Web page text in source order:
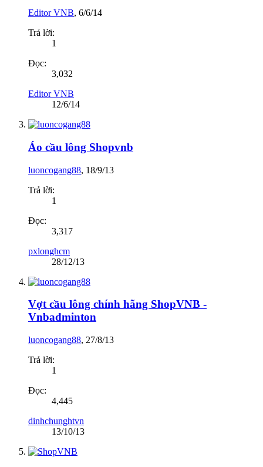
Editor VNB, 6/6/14
Trả lời:
1
Đọc:
3,032
Editor VNB
12/6/14
Áo cầu lông Shopvnb
luoncogang88, 18/9/13
Trả lời:
1
Đọc:
3,317
pxlonghcm
28/12/13
Vợt cầu lông chính hãng ShopVNB -
Vnbadminton
luoncogang88, 27/8/13
Trả lời:
1
Đọc:
4,445
dinhchunghtvn
13/10/13